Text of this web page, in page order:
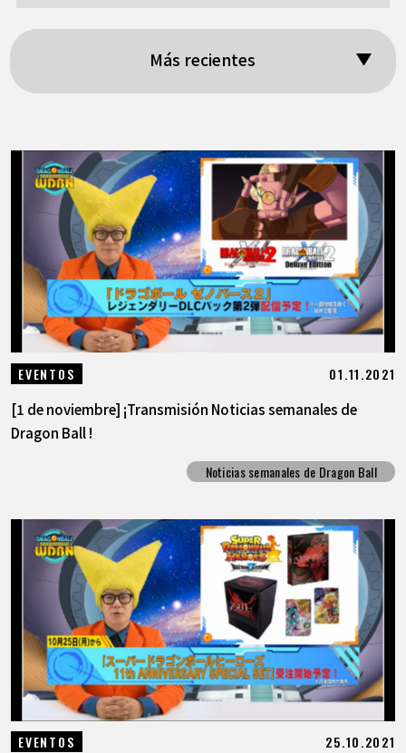
Más recientes
EVENTOS 01.11.2021
[1 de noviembre] ¡Transmisión Noticias semanales de
Dragon Ball !
Noticias semanales de Dragon Ball
EVENTOS 25.10.2021